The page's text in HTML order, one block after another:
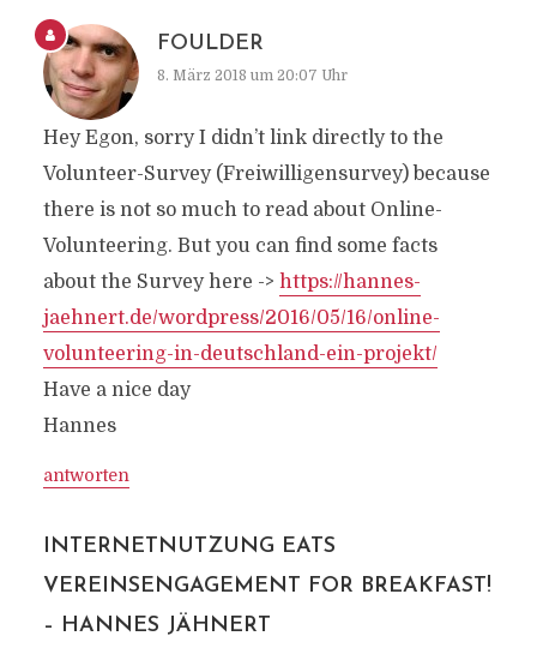
FOULDER
8. März 2018 um 20:07 Uhr
Hey Egon, sorry I didn’t link directly to the
Volunteer-Survey (Freiwilligensurvey) because
there is not so much to read about Online-
Volunteering. But you can find some facts
about the Survey here -> https://hannes-
jaehnert.de/wordpress/2016/05/16/online-
volunteering-in-deutschland-ein-projekt/
Have a nice day
Hannes
antworten
INTERNETNUTZUNG EATS
VEREINSENGAGEMENT FOR BREAKFAST!
– HANNES JÄHNERT